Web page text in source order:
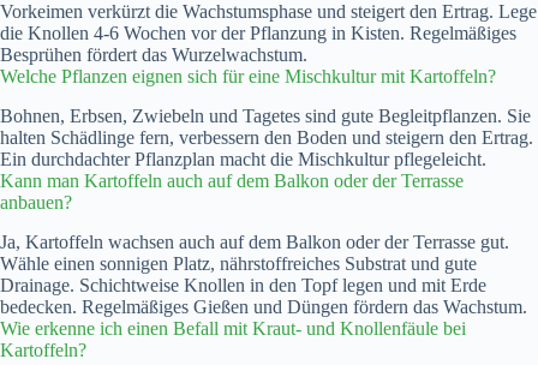
Vorkeimen verkürzt die Wachstumsphase und steigert den Ertrag. Lege
die Knollen 4-6 Wochen vor der Pflanzung in Kisten. Regelmäßiges
Besprühen fördert das Wurzelwachstum.
Welche Pflanzen eignen sich für eine Mischkultur mit Kartoffeln?
Bohnen, Erbsen, Zwiebeln und Tagetes sind gute Begleitpflanzen. Sie
halten Schädlinge fern, verbessern den Boden und steigern den Ertrag.
Ein durchdachter Pflanzplan macht die Mischkultur pflegeleicht.
Kann man Kartoffeln auch auf dem Balkon oder der Terrasse
anbauen?
Ja, Kartoffeln wachsen auch auf dem Balkon oder der Terrasse gut.
Wähle einen sonnigen Platz, nährstoffreiches Substrat und gute
Drainage. Schichtweise Knollen in den Topf legen und mit Erde
bedecken. Regelmäßiges Gießen und Düngen fördern das Wachstum.
Wie erkenne ich einen Befall mit Kraut- und Knollenfäule bei
Kartoffeln?